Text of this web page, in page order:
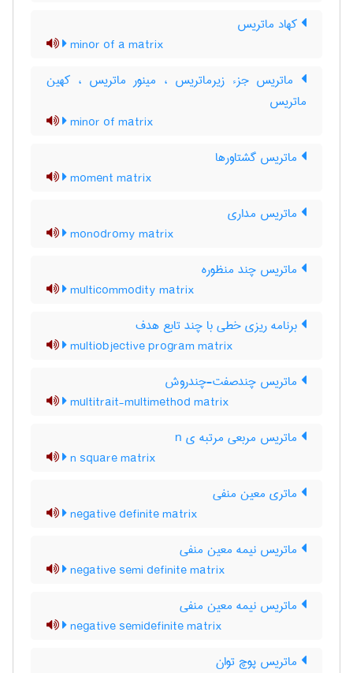
کهاد ماتریس
minor of a matrix
ماتریس جزء زیرماتریس ، مینور ماتریس ، کهین
ماتریس
minor of matrix
ماتریس گشتاورها
moment matrix
ماتریس مداری
monodromy matrix
ماتریس چند منظوره
multicommodity matrix
برنامه ریزی خطی با چند تابع هدف
multiobjective program matrix
ماتریس چندصفت-چندروش
multitrait-multimethod matrix
ماتریس مربعی مرتبه ی n
n square matrix
ماتری معین منفی
negative definite matrix
ماتریس نیمه معین منفی
negative semi definite matrix
ماتریس نیمه معین منفی
negative semidefinite matrix
ماتریس پوچ توان